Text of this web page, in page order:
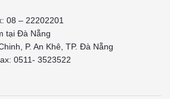
08 – 22202201
tại Đà Nẵng
P. An Khê, TP. Đà Nẵng
0511- 3523522